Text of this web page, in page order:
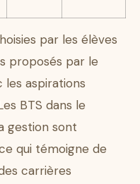
par les élèves
proposés par le
les aspirations
BTS dans le
gestion sont
qui témoigne de
carrières